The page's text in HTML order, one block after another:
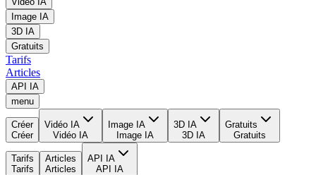
Image IA
3D IA
Gratuits
Tarifs
Articles
API IA
menu
Créer
Créer
Vidéo IA
Vidéo IA
Image IA
Image IA
3D IA
3D IA
Gratuits
Gratuits
Tarifs
Tarifs
Articles
Articles
API IA
API IA